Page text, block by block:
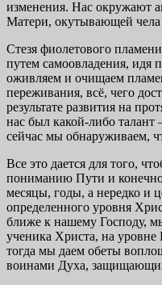
изменения. Нас окружают
Матери, окутывающей
Стезя фиолетового
путем самоовладения, идя
оживляем и очищаем
переживания, всё, чего
результате развития на
нас был какой-либо
сейчас мы обнаруживаем,
Все это дается для того,
пониманию Пути и
месяцы, годы, а нередко и
определенного уровня
ближе к нашему Господу,
ученика Христа, на
тогда мы даем обеты
воинами Духа,